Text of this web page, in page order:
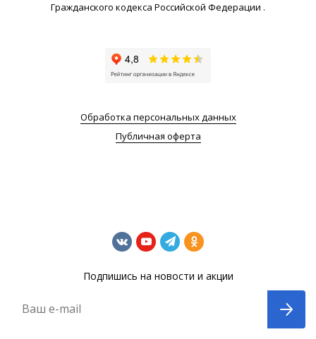
Гражданского кодекса Российской Федерации .
Обработка персональных данных
Публичная оферта
Подпишись на новости и акции
Ваш e-mail